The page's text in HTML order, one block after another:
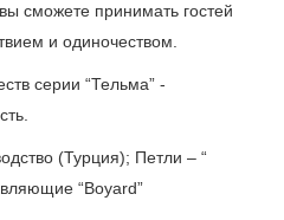
сможете принимать гостей
и одиночеством.
серии “Тельма” -
(Турция); Петли – “
“Boyard”